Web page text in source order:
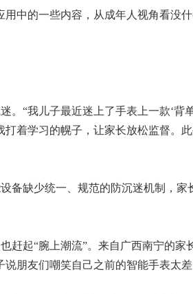
中的一些内容，从成年人视角看没
“我儿子最近迷上了手表上一款‘背
着学习的幌子，让家长放松监督。
缺少统一、规范的防沉迷机制，家
起“腕上潮流”。来自广西南宁的家
朋友们嘲笑自己之前的智能手表太